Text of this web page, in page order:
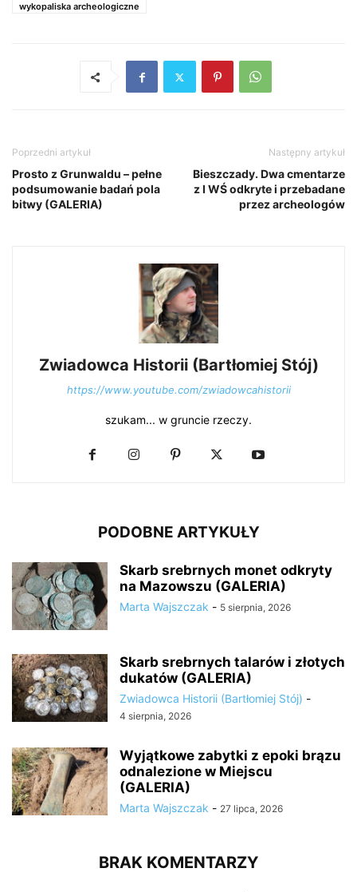
wykopaliska archeologiczne
Poprzedni artykuł
Prosto z Grunwaldu – pełne
podsumowanie badań pola
bitwy (GALERIA)
Następny artykuł
Bieszczady. Dwa cmentarze
z I WŚ odkryte i przebadane
przez archeologów
Zwiadowca Historii (Bartłomiej Stój)
https://www.youtube.com/zwiadowcahistorii
szukam... w gruncie rzeczy.
PODOBNE ARTYKUŁY
Skarb srebrnych monet odkryty
na Mazowszu (GALERIA)
Marta Wajszczak - 5 sierpnia, 2026
Skarb srebrnych talarów i złotych
dukatów (GALERIA)
Zwiadowca Historii (Bartłomiej Stój) -
4 sierpnia, 2026
Wyjątkowe zabytki z epoki brązu
odnalezione w Miejscu
(GALERIA)
Marta Wajszczak - 27 lipca, 2026
BRAK KOMENTARZY